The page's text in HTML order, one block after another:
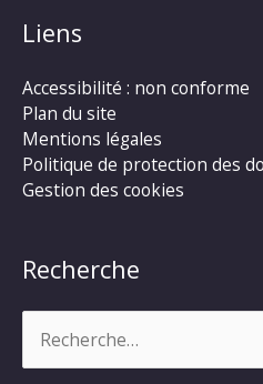
Liens
Accessibilité : non conforme
Plan du site
Mentions légales
Politique de protection des
Gestion des cookies
Recherche